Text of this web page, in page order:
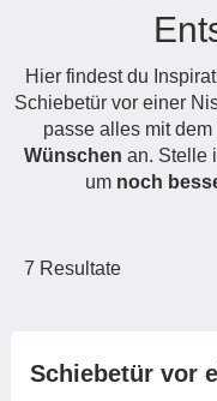
Massivholzschrank
TV-Möbel
Sideboard
aus
Hier findest du
Schiebetür vor einer
passe alles mit dem
Wünschen an. Stelle
um noch
7 Resultate
Schiebetür vor
Fronten renovieren
Für Dachschrägen
Hängeboards
Massivholz-Schränke
Schiebetüren